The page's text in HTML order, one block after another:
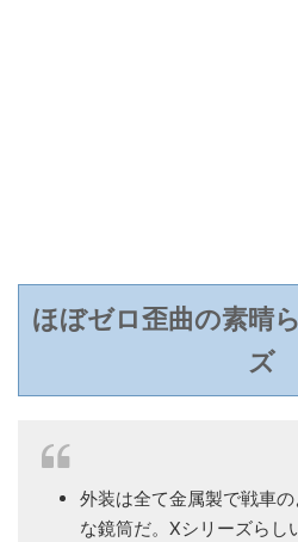
ほぼゼロ歪曲の素晴
ズ
外装は全て金属製で戦車
な鏡筒だ。Xシリーズらし